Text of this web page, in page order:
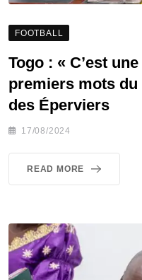
FOOTBALL
Togo : « C’est
premiers mots
des Éperviers
17/08/2024
READ MORE